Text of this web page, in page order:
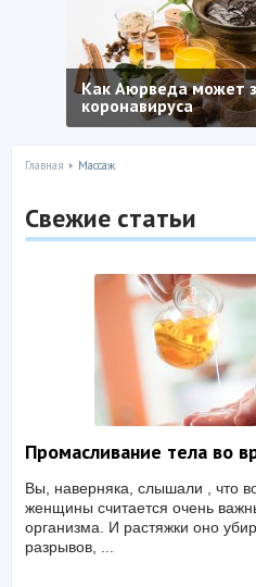
Как Аюрведа может
коронавируса
Главная Массаж
Свежие статьи
Промасливание тела во
Вы, наверняка, слышали , что
женщины считается очень
организма. И растяжки оно
разрывов, ...